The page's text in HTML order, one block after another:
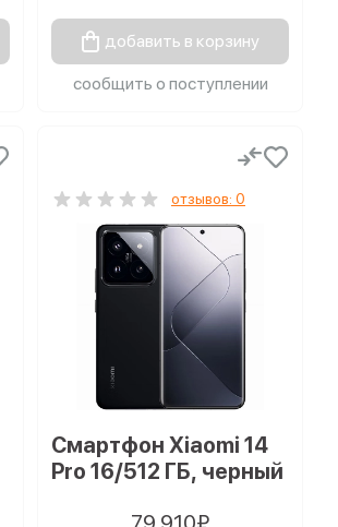
добавить в корзину
сообщить о поступлении
отзывов: 0
Смартфон Xiaomi 14
Pro 16/512 ГБ, черный